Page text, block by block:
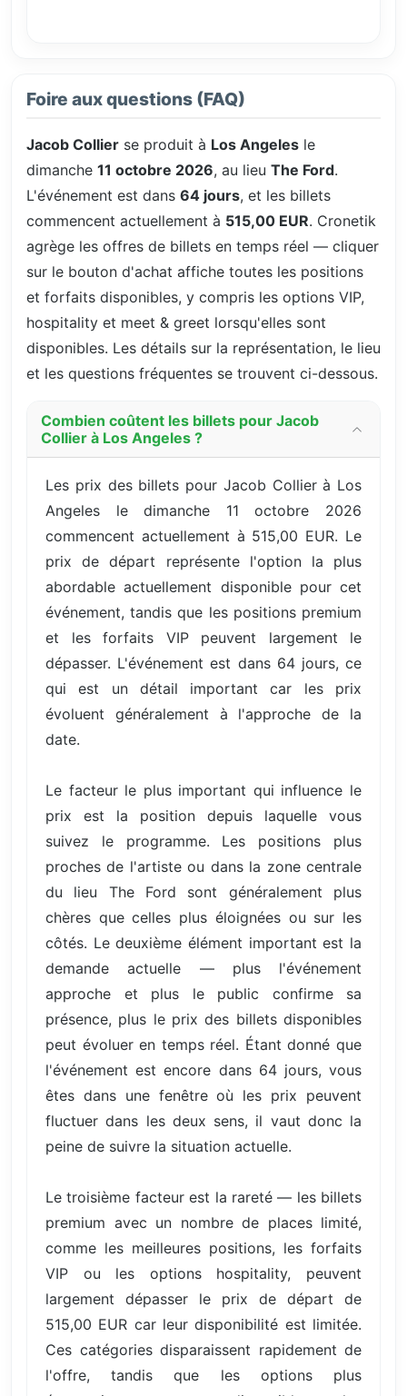
Foire aux questions (FAQ)
Jacob Collier se produit à Los Angeles le
dimanche 11 octobre 2026, au lieu The Ford.
L'événement est dans 64 jours, et les billets
commencent actuellement à 515,00 EUR. Cronetik
agrège les offres de billets en temps réel — cliquer
sur le bouton d'achat affiche toutes les positions
et forfaits disponibles, y compris les options VIP,
hospitality et meet & greet lorsqu'elles sont
disponibles. Les détails sur la représentation, le lieu
et les questions fréquentes se trouvent ci-dessous.
Combien coûtent les billets pour Jacob
Collier à Los Angeles ?
Les prix des billets pour Jacob Collier à Los
Angeles le dimanche 11 octobre 2026
commencent actuellement à 515,00 EUR. Le
prix de départ représente l'option la plus
abordable actuellement disponible pour cet
événement, tandis que les positions premium
et les forfaits VIP peuvent largement le
dépasser. L'événement est dans 64 jours, ce
qui est un détail important car les prix
évoluent généralement à l'approche de la
date.
Le facteur le plus important qui influence le
prix est la position depuis laquelle vous
suivez le programme. Les positions plus
proches de l'artiste ou dans la zone centrale
du lieu The Ford sont généralement plus
chères que celles plus éloignées ou sur les
côtés. Le deuxième élément important est la
demande actuelle — plus l'événement
approche et plus le public confirme sa
présence, plus le prix des billets disponibles
peut évoluer en temps réel. Étant donné que
l'événement est encore dans 64 jours, vous
êtes dans une fenêtre où les prix peuvent
fluctuer dans les deux sens, il vaut donc la
peine de suivre la situation actuelle.
Le troisième facteur est la rareté — les billets
premium avec un nombre de places limité,
comme les meilleures positions, les forfaits
VIP ou les options hospitality, peuvent
largement dépasser le prix de départ de
515,00 EUR car leur disponibilité est limitée.
Ces catégories disparaissent rapidement de
l'offre, tandis que les options plus